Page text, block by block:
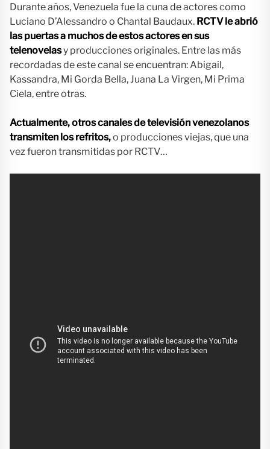
Durante años, Venezuela fue la cuna de actores como
Luciano D’Alessandro o Chantal Baudaux. RCTV le abrió
las puertas a muchos de estos actores en sus
telenovelasy producciones originales. Entre las más
recordadas de este canal se encuentran: Abigail,
Kassandra, Mi Gorda Bella, Juana La Virgen, Mi Prima
Ciela, entre otras.
Actualmente, otros canales de televisión venezolanos
transmiten los refritos,o producciones viejas, que una
vez fueron transmitidas por RCTV…